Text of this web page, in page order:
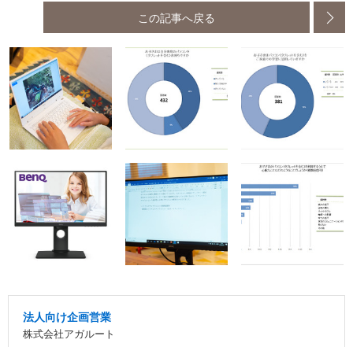
この記事へ戻る
法人向け企画営業
株式会社アガルート